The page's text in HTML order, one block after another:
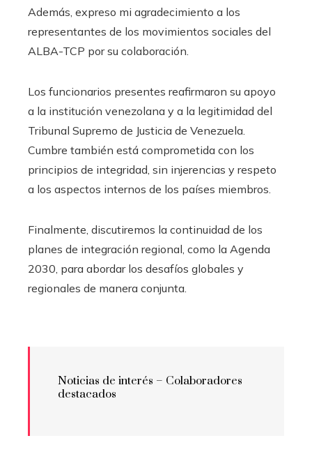
Además, expreso mi agradecimiento a los
representantes de los movimientos sociales del
ALBA-TCP por su colaboración.
Los funcionarios presentes reafirmaron su apoyo
a la institución venezolana y a la legitimidad del
Tribunal Supremo de Justicia de Venezuela.
Cumbre también está comprometida con los
principios de integridad, sin injerencias y respeto
a los aspectos internos de los países miembros.
Finalmente, discutiremos la continuidad de los
planes de integración regional, como la Agenda
2030, para abordar los desafíos globales y
regionales de manera conjunta.
Noticias de interés – Colaboradores
destacados